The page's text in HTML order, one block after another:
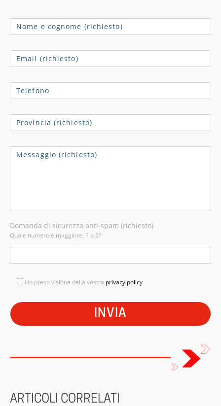
Domanda di sicurezza anti-spam (richiesto)
Quale numero è maggiore, 1 o 2?
Ho preso visione della vostra privacy policy
ARTICOLI CORRELATI